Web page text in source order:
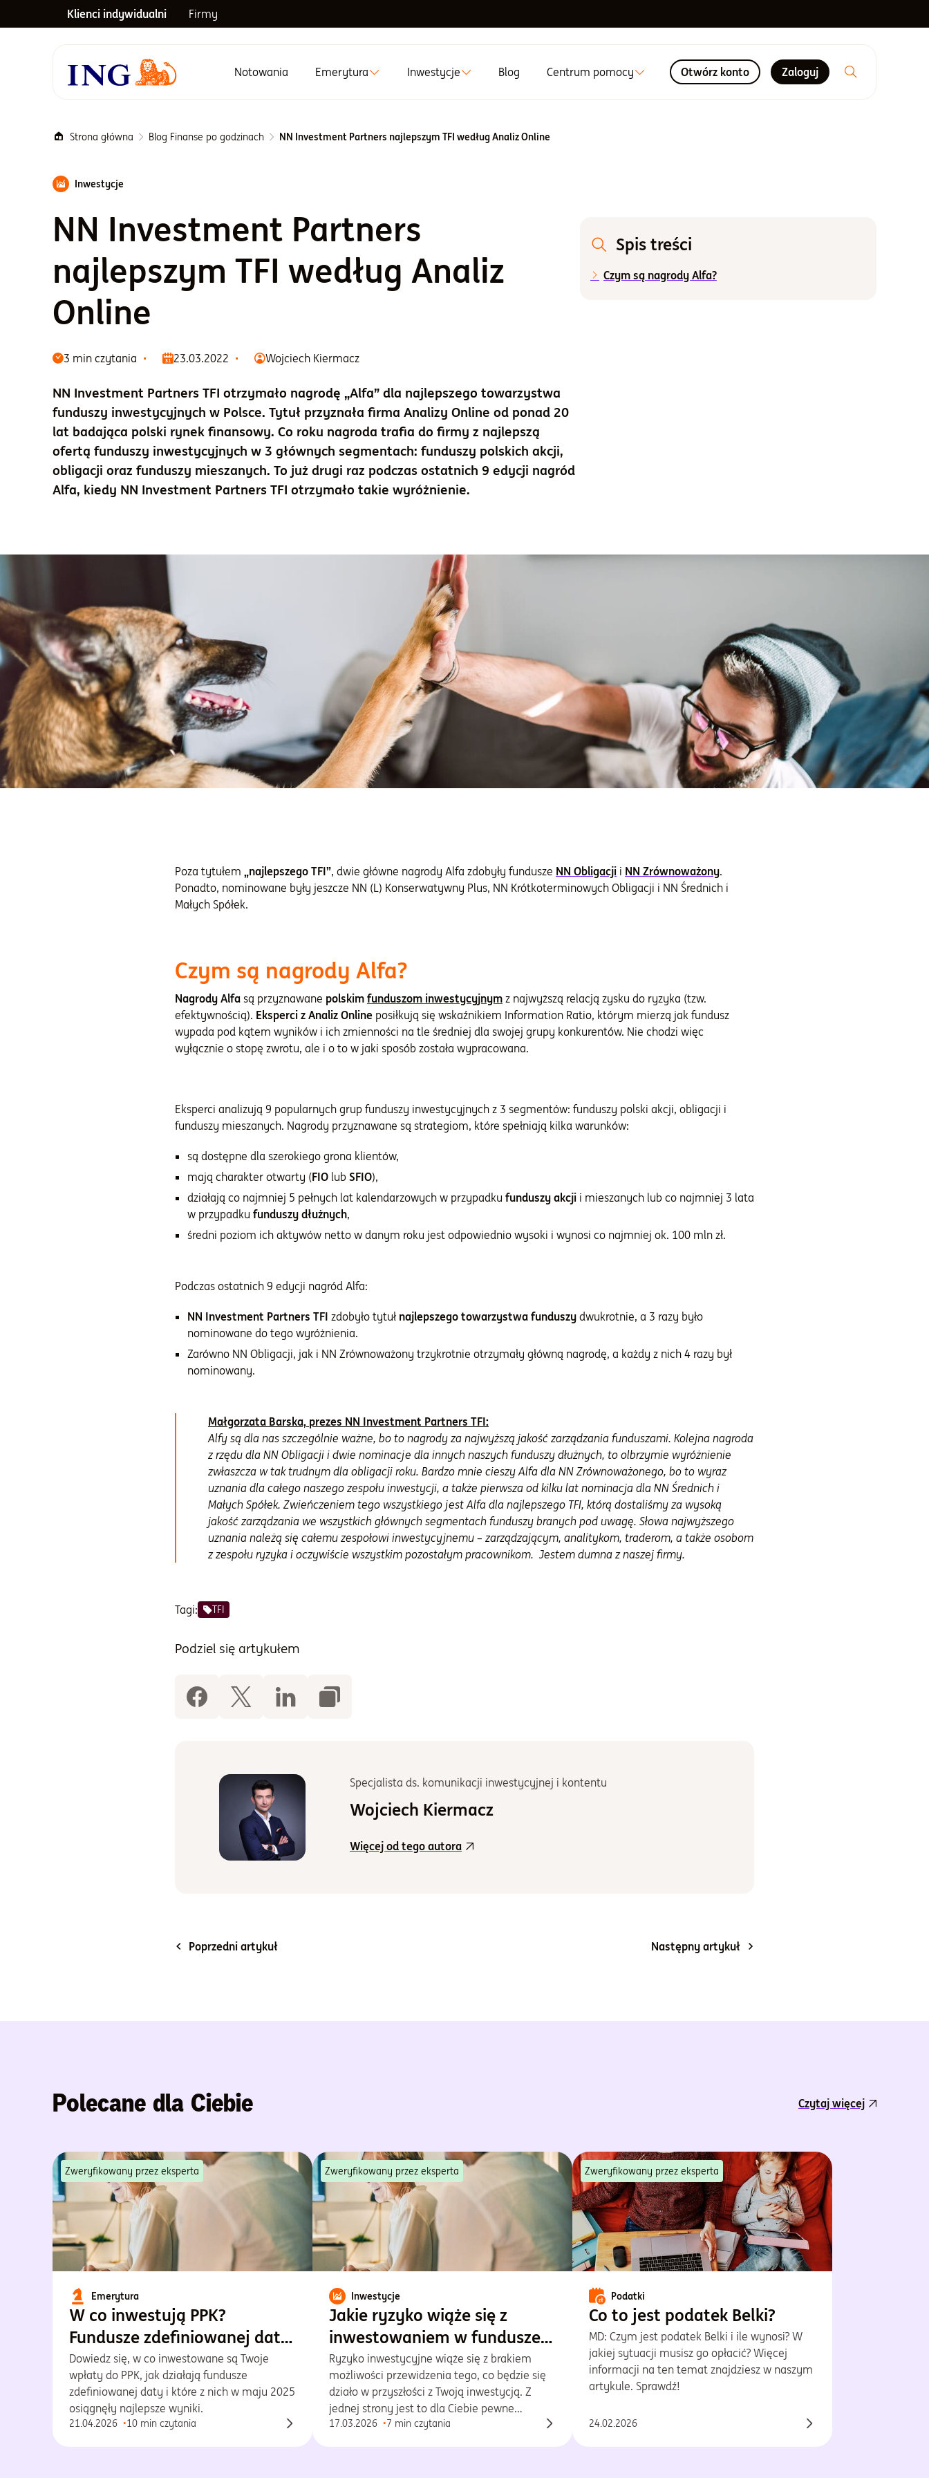
Klienci indywidualni Firmy
Menu główne
Notowania Emerytura Inwestycje Blog Centrum pomocy Otwórz konto Zaloguj
Strona główna Blog Finanse po godzinach NN Investment Partners najlepszym TFI według Analiz Online
Inwestycje
NN Investment Partners
najlepszym TFI według Analiz
Online
3 min czytania 23.03.2022 Wojciech Kiermacz
NN Investment Partners TFI otrzymało nagrodę „Alfa” dla najlepszego towarzystwa
funduszy inwestycyjnych w Polsce. Tytuł przyznała firma Analizy Online od ponad 20
lat badająca polski rynek finansowy. Co roku nagroda trafia do firmy z najlepszą
ofertą funduszy inwestycyjnych w 3 głównych segmentach: funduszy polskich akcji,
obligacji oraz funduszy mieszanych. To już drugi raz podczas ostatnich 9 edycji nagród
Alfa, kiedy NN Investment Partners TFI otrzymało takie wyróżnienie.
Spis treści
Czym są nagrody Alfa?
Poza tytułem „najlepszego TFI”, dwie główne nagrody Alfa zdobyły fundusze NN Obligacji i NN Zrównoważony.
Ponadto, nominowane były jeszcze NN (L) Konserwatywny Plus, NN Krótkoterminowych Obligacji i NN Średnich i
Małych Spółek.
Czym są nagrody Alfa?
Nagrody Alfa są przyznawane polskim funduszom inwestycyjnym z najwyższą relacją zysku do ryzyka (tzw.
efektywnością). Eksperci z Analiz Online posiłkują się wskaźnikiem Information Ratio, którym mierzą jak fundusz
wypada pod kątem wyników i ich zmienności na tle średniej dla swojej grupy konkurentów. Nie chodzi więc
wyłącznie o stopę zwrotu, ale i o to w jaki sposób została wypracowana.
Eksperci analizują 9 popularnych grup funduszy inwestycyjnych z 3 segmentów: funduszy polski akcji, obligacji i
funduszy mieszanych. Nagrody przyznawane są strategiom, które spełniają kilka warunków:
są dostępne dla szerokiego grona klientów,
mają charakter otwarty (FIO lub SFIO),
działają co najmniej 5 pełnych lat kalendarzowych w przypadku funduszy akcji i mieszanych lub co najmniej 3 lata
w przypadku funduszy dłużnych,
średni poziom ich aktywów netto w danym roku jest odpowiednio wysoki i wynosi co najmniej ok. 100 mln zł.
Podczas ostatnich 9 edycji nagród Alfa:
NN Investment Partners TFI zdobyło tytuł najlepszego towarzystwa funduszy dwukrotnie, a 3 razy było
nominowane do tego wyróżnienia.
Zarówno NN Obligacji, jak i NN Zrównoważony trzykrotnie otrzymały główną nagrodę, a każdy z nich 4 razy był
nominowany.
Małgorzata Barska, prezes NN Investment Partners TFI:
Alfy są dla nas szczególnie ważne, bo to nagrody za najwyższą jakość zarządzania funduszami. Kolejna nagroda
z rzędu dla NN Obligacji i dwie nominacje dla innych naszych funduszy dłużnych, to olbrzymie wyróżnienie
zwłaszcza w tak trudnym dla obligacji roku. Bardzo mnie cieszy Alfa dla NN Zrównoważonego, bo to wyraz
uznania dla całego naszego zespołu inwestycji, a także pierwsza od kilku lat nominacja dla NN Średnich i
Małych Spółek. Zwieńczeniem tego wszystkiego jest Alfa dla najlepszego TFI, którą dostaliśmy za wysoką
jakość zarządzania we wszystkich głównych segmentach funduszy branych pod uwagę. Słowa najwyższego
uznania należą się całemu zespołowi inwestycyjnemu – zarządzającym, analitykom, traderom, a także osobom
z zespołu ryzyka i oczywiście wszystkim pozostałym pracownikom. Jestem dumna z naszej firmy.
Tagi: TFI
Podziel się artykułem
Specjalista ds. komunikacji inwestycyjnej i kontentu
Wojciech Kiermacz
Więcej od tego autora
Poprzedni artykuł Następny artykuł
Polecane dla Ciebie Czytaj więcej
Zweryfikowany przez eksperta
Emerytura
W co inwestują PPK?
Fundusze zdefiniowanej daty
w praktyce
Dowiedz się, w co inwestowane są Twoje
wpłaty do PPK, jak działają fundusze
zdefiniowanej daty i które z nich w maju 2025
osiągnęły najlepsze wyniki.
21.04.2026 10 min czytania
Zweryfikowany przez eksperta
Inwestycje
Jakie ryzyko wiąże się z
inwestowaniem w fundusze
inwestycyjne?
Ryzyko inwestycyjne wiąże się z brakiem
możliwości przewidzenia tego, co będzie się
działo w przyszłości z Twoją inwestycją. Z
jednej strony jest to dla Ciebie pewne
zagrożenie – możesz ponieść nieoczekiwane
17.03.2026 7 min czytania
Zweryfikowany przez eksperta
Podatki
Co to jest podatek Belki?
MD: Czym jest podatek Belki i ile wynosi? W
jakiej sytuacji musisz go opłacić? Więcej
informacji na ten temat znajdziesz w naszym
artykule. Sprawdź!
24.02.2026